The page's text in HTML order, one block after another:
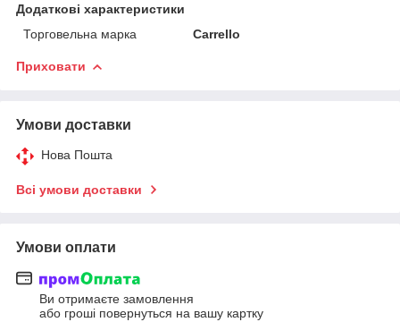
Додаткові характеристики
Торговельна марка
Carrello
Приховати
Умови доставки
Нова Пошта
Всі умови доставки
Умови оплати
Ви отримаєте замовлення
або гроші повернуться на вашу картку